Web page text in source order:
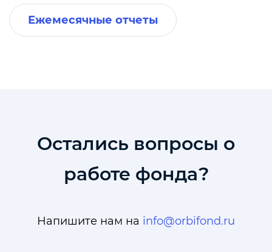
Ежемесячные отчеты
Остались вопросы о
работе фонда?
Напишите нам на info@orbifond.ru